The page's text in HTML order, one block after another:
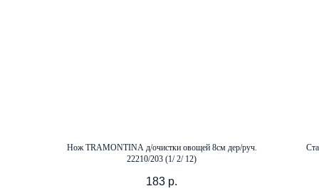
Нож TRAMONTINA д/очистки овощей 8см дер/руч.
22210/203 (1/ 2/ 12)
183 р.